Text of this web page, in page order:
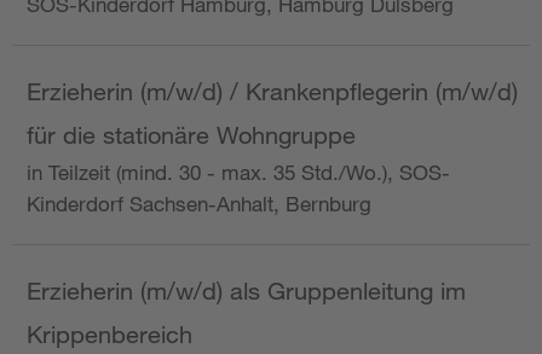
Erzieherin (m/w/d) / Krankenpflegerin (m/w/d)
für die stationäre Wohngruppe
in Teilzeit (mind. 30 - max. 35 Std./Wo.), SOS-
Kinderdorf Sachsen-Anhalt, Bernburg
Erzieherin (m/w/d) als Gruppenleitung im
Krippenbereich